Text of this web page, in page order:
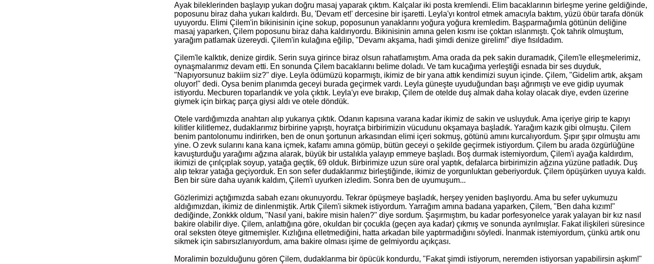
Ayak bileklerinden başlayıp yukarı doğru masaj yaparak çıktım. Kalçalar iki posta kremlendi. Elim bacaklarının birleşme yerine geldiğinde,
poposunu biraz daha yukarı kaldırdı. Bu, 'Devam et!' dercesine bir işaretti. Leyla'yı kontrol etmek amacıyla baktım, yüzü öbür tarafa dönük
uyuyordu. Elimi Çilem'in bikinisinin içine sokup, poposunun yanaklarını yoğura yoğura kremledim. Başparmağımla götünün deliğine
masaj yaparken, Çilem poposunu biraz daha kaldırıyordu. Bikinisinin amına gelen kısmı ise çoktan ıslanmıştı. Çok tahrik olmuştum,
yarağım patlamak üzereydi. Çilem'in kulağına eğilip, "Devamı akşama, hadi şimdi denize girelim!" diye fısıldadım.
Çilem'le kalktık, denize girdik. Serin suya girince biraz olsun rahatlamıştım. Ama orada da pek sakin duramadık, Çilem'le elleşmelerimiz,
oynaşmalarımız devam etti. En sonunda Çilem bacaklarını belime doladı. Ve tam kucağıma yerleştiği esnada bir ses duyduk,
"Napıyorsunuz bakiim siz?" diye. Leyla ödümüzü koparmıştı, ikimiz de bir yana attık kendimizi suyun içinde. Çilem, "Gidelim artık, akşam
oluyor!" dedi. Oysa benim planımda geceyi burada geçirmek vardı. Leyla güneşte uyuduğundan başı ağrımıştı ve eve gidip uyumak
istiyordu. Mecburen toparlandık ve yola çıktık. Leyla'yı eve bırakıp, Çilem de otelde duş almak daha kolay olacak diye, evden üzerine
giymek için birkaç parça giysi aldı ve otele döndük.
Otele vardığımızda anahtarı alıp yukarıya çıktık. Odanın kapısına varana kadar ikimiz de sakin ve usluyduk. Ama içeriye girip te kapıyı
kilitler kilitlemez, dudaklarımız birbirine yapıştı, hoyratça birbirimizin vücudunu okşamaya başladık. Yarağım kazık gibi olmuştu. Çilem
benim pantolonumu indirirken, ben de onun şortunun arkasından elimi içeri sokmuş, götünü amını kurcalıyordum. Şıpır şıpır olmuştu amı
yine. O zevk sularını kana kana içmek, kafamı amına gömüp, bütün geceyi o şekilde geçirmek istiyordum. Çilem bu arada özgürlüğüne
kavuşturduğu yarağımı ağzına alarak, büyük bir ustalıkla yalayıp emmeye başladı. Boş durmak istemiyordum, Çilem'i ayağa kaldırdım,
ikimizi de çırılçıplak soyup, yatağa geçtik, 69 olduk. Birbirimize uzun süre oral yaptık, defalarca birbirimizin ağzına yüzüne patladık. Duş
alıp tekrar yatağa geçiyorduk. En son sefer dudaklarımız birleştiğinde, ikimiz de yorgunluktan geberiyorduk. Çilem öpüşürken uyuya kaldı.
Ben bir süre daha uyanık kaldım, Çilem'i uyurken izledim. Sonra ben de uyumuşum...
Gözlerimizi açtığımızda sabah ezanı okunuyordu. Tekrar öpüşmeye başladık, herşey yeniden başlıyordu. Ama bu sefer uykumuzu
aldığımızdan, ikimiz de dinlenmiştik. Artık Çilem'i sikmek istiyordum. Yarrağım amına badana yaparken, Çilem, "Ben daha kızım!"
dediğinde, Zonkkk oldum, "Nasıl yani, bakire misin halen?" diye sordum. Şaşırmıştım, bu kadar porfesyonelce yarak yalayan bir kız nasıl
bakire olabilir diye. Çilem, anlattığına göre, okuldan bir çocukla (geçen aya kadar) çıkmış ve sonunda ayrılmışlar. Fakat ilişkileri süresince
oral seksten öteye gitmemişler. Kızlığına elletmediğini, hatta arkadan bile yaptırmadığını söyledi. İnanmak istemiyordum, çünkü artık onu
sikmek için sabırsızlanıyordum, ama bakire olması işime de gelmiyordu açıkçası.
Moralimin bozulduğunu gören Çilem, dudaklarıma bir öpücük kondurdu, "Fakat şimdi istiyorum, neremden istiyorsan yapabilirsin aşkım!"